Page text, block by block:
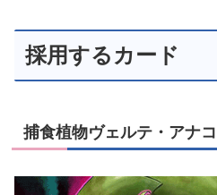
採用するカード
捕食植物ヴェルテ・アナ